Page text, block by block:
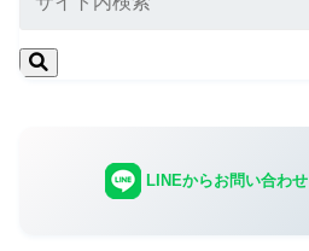
LINEからお問い合わせ